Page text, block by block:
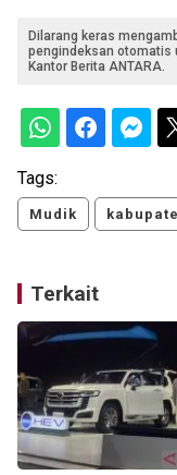
Dilarang keras
pengindeksan otomatis
Kantor Berita ANTARA.
Tags:
Mudik
Terkait